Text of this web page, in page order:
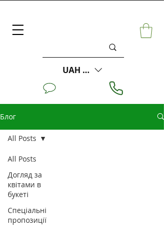
UAH (₴)
Блог
All Posts
Догляд за
квітами в
букеті
Спеціальні
пропозиції
All Posts